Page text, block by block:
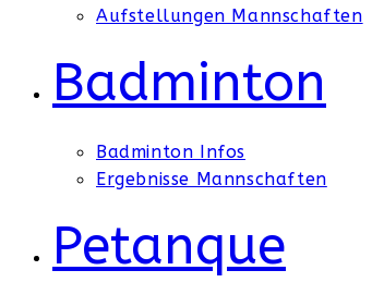
Aufstellungen Mannschaften
Badminton
Badminton Infos
Ergebnisse Mannschaften
Petanque